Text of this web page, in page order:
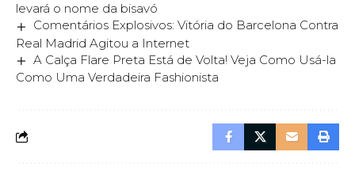
levará o nome da bisavó
Comentários Explosivos: Vitória do Barcelona Contra
Real Madrid Agitou a Internet
A Calça Flare Preta Está de Volta! Veja Como Usá-la
Como Uma Verdadeira Fashionista